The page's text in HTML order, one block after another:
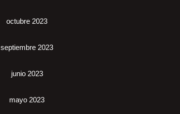
octubre 2023
septiembre 2023
junio 2023
mayo 2023